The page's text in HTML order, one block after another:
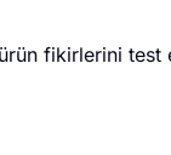
fikirlerini test